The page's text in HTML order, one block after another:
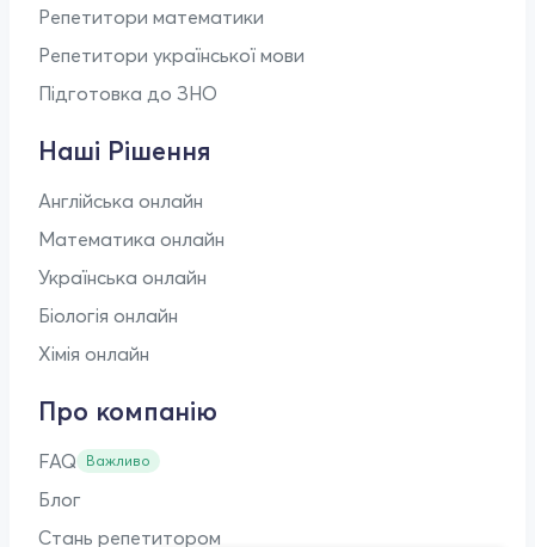
Репетитори математики
Репетитори української мови
Підготовка до ЗНО
Наші Рішення
Англійська онлайн
Математика онлайн
Українська онлайн
Біологія онлайн
Хімія онлайн
Про компанію
FAQ Важливо
Блог
Стань репетитором